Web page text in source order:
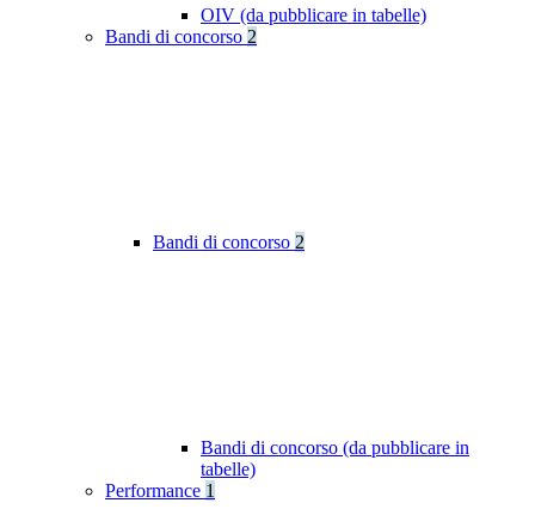
OIV (da pubblicare in tabelle)
Bandi di concorso 2
Bandi di concorso 2
Bandi di concorso (da pubblicare in
tabelle)
Performance 1